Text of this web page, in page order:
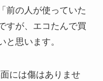
前の人が使っていた
すが、エコたんで買
と思います。
には傷はありませ